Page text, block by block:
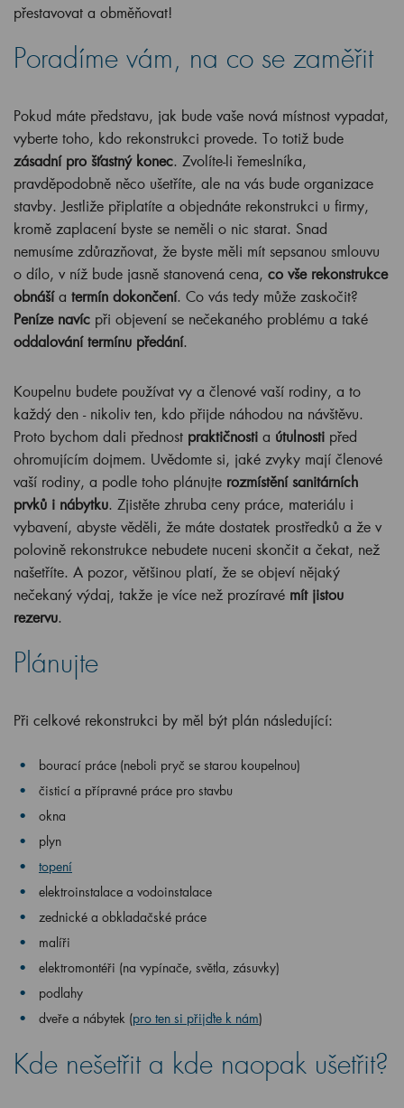
přestavovat a obměňovat!
Poradíme vám, na co se zaměřit
Pokud máte představu, jak bude vaše nová místnost vypadat,
vyberte toho, kdo rekonstrukci provede. To totiž bude
zásadní pro šťastný konec. Zvolíte-li řemeslníka,
pravděpodobně něco ušetříte, ale na vás bude organizace
stavby. Jestliže připlatíte a objednáte rekonstrukci u firmy,
kromě zaplacení byste se neměli o nic starat. Snad
nemusíme zdůrazňovat, že byste měli mít sepsanou smlouvu
o dílo, v níž bude jasně stanovená cena, co vše rekonstrukce
obnášía termín dokončení. Co vás tedy může zaskočit?
Peníze navíc při objevení se nečekaného problému a také
oddalování termínu předání.
Koupelnu budete používat vy a členové vaší rodiny, a to
každý den - nikoliv ten, kdo přijde náhodou na návštěvu.
Proto bychom dali přednost praktičnosti a útulnosti před
ohromujícím dojmem. Uvědomte si, jaké zvyky mají členové
vaší rodiny, a podle toho plánujte rozmístění sanitárních
prvků i nábytku. Zjistěte zhruba ceny práce, materiálu i
vybavení, abyste věděli, že máte dostatek prostředků a že v
polovině rekonstrukce nebudete nuceni skončit a čekat, než
našetříte. A pozor, většinou platí, že se objeví nějaký
nečekaný výdaj, takže je více než prozíravé mít jistou
rezervu.
Plánujte
Při celkové rekonstrukci by měl být plán následující:
bourací práce (neboli pryč se starou koupelnou)
čisticí a přípravné práce pro stavbu
okna
plyn
topení
elektroinstalace a vodoinstalace
zednické a obkladačské práce
malíři
elektromontéři (na vypínače, světla, zásuvky)
podlahy
dveře a nábytek (pro ten si přijďte k nám)
Kde nešetřit a kde naopak ušetřit?